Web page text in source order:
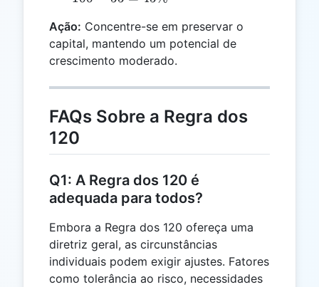
45\%
Ação: Concentre-se em preservar o
capital, mantendo um potencial de
crescimento moderado.
FAQs Sobre a Regra dos
120
Q1: A Regra dos 120 é
adequada para todos?
Embora a Regra dos 120 ofereça uma
diretriz geral, as circunstâncias
individuais podem exigir ajustes. Fatores
como tolerância ao risco, necessidades